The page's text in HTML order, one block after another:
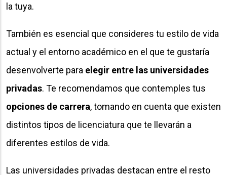
la tuya.
También es esencial que consideres tu estilo de vida
actual y el entorno académico en el que te gustaría
desenvolverte para elegir entre las universidades
privadas. Te recomendamos que contemples tus
opciones de carrera, tomando en cuenta que existen
distintos tipos de licenciatura que te llevarán a
diferentes estilos de vida.
Las universidades privadas destacan entre el resto